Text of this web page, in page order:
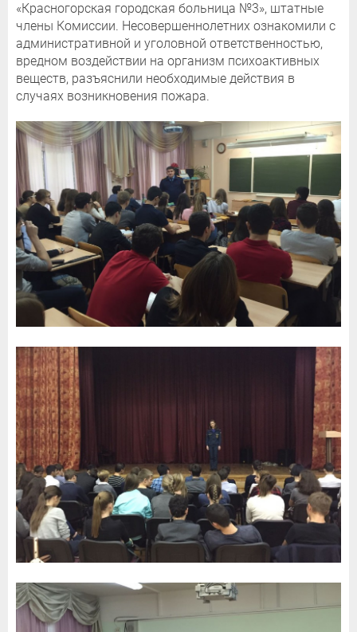
«Красногорская городская больница №3», штатные
члены Комиссии. Несовершеннолетних ознакомили с
административной и уголовной ответственностью,
вредном воздействии на организм психоактивных
веществ, разъяснили необходимые действия в
случаях возникновения пожара.